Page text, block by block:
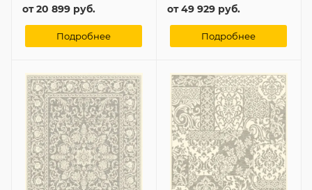
от20 899 руб.
Подробнее
от49 929 руб.
Подробнее